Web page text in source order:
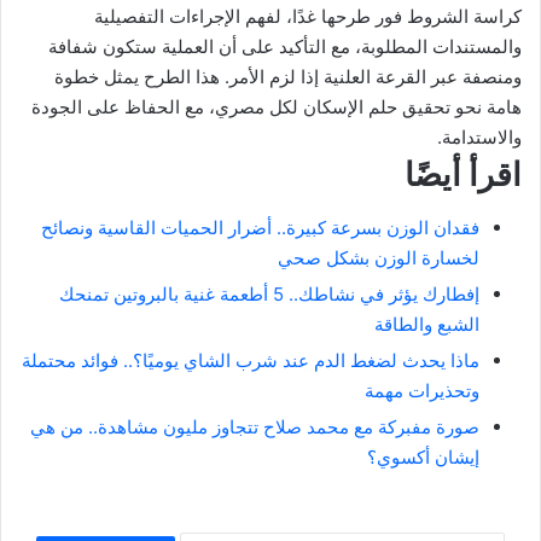
كراسة الشروط فور طرحها غدًا، لفهم الإجراءات التفصيلية
والمستندات المطلوبة، مع التأكيد على أن العملية ستكون شفافة
ومنصفة عبر القرعة العلنية إذا لزم الأمر. هذا الطرح يمثل خطوة
هامة نحو تحقيق حلم الإسكان لكل مصري، مع الحفاظ على الجودة
والاستدامة.
اقرأ أيضًا
فقدان الوزن بسرعة كبيرة.. أضرار الحميات القاسية ونصائح
لخسارة الوزن بشكل صحي
إفطارك يؤثر في نشاطك.. 5 أطعمة غنية بالبروتين تمنحك
الشبع والطاقة
ماذا يحدث لضغط الدم عند شرب الشاي يوميًا؟.. فوائد محتملة
وتحذيرات مهمة
صورة مفبركة مع محمد صلاح تتجاوز مليون مشاهدة.. من هي
إيشان أكسوي؟